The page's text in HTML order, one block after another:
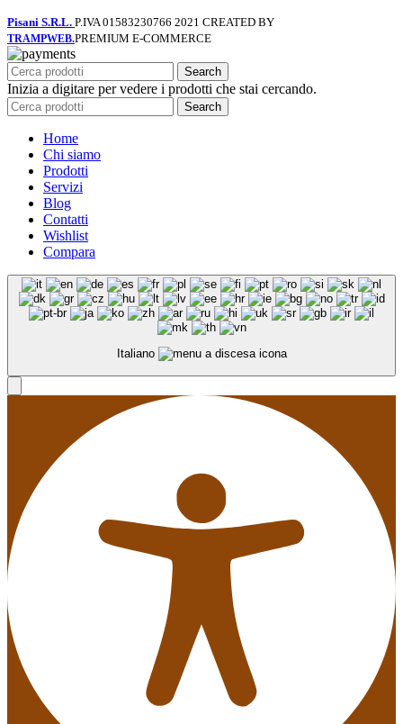
Pisani S.R.L. P.IVA 01583230766 2021 CREATED BY
TRAMPWEB.PREMIUM E-COMMERCE
Search
Inizia a digitare per vedere i prodotti che stai cercando.
Search
Home
Chi siamo
Prodotti
Servizi
Blog
Contatti
Wishlist
Compara
Italiano